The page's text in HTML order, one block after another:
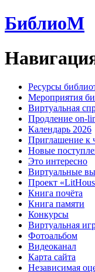
БиблиоМ
Ресурсы
Мероприятия
Виртуальная
Продление on-
Календарь 2026
Приглашение к
Новые
Это интересно
Виртуальные
Проект
Книга почёта
Книга памяти
Конкурсы
Виртуальная
Фотоальбом
Видеоканал
Карта сайта
Независимая